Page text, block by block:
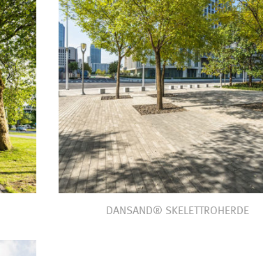
DANSAND® SKELETTROHERDE